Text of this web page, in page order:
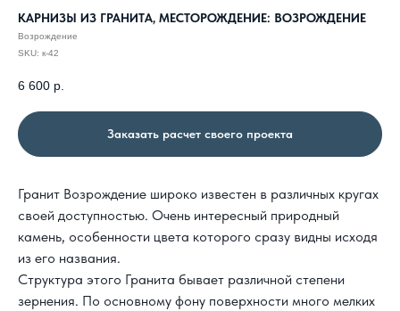
КАРНИЗЫ ИЗ ГРАНИТА, МЕСТОРОЖДЕНИЕ: ВОЗРОЖДЕНИЕ
Возрождение
SKU: к-42
6 600 р.
Заказать расчет своего проекта
Гранит Возрождение широко известен в различных кругах
своей доступностью. Очень интересный природный
камень, особенности цвета которого сразу видны исходя
из его названия.
Структура этого Гранита бывает различной степени
зернения. По основному фону поверхности много мелких